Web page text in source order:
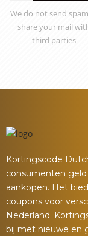
We do not send
share your mail
third parties
Kortingscode
consumenten
aankopen. Het
coupons voor
Nederland.
bij met nieuwe en